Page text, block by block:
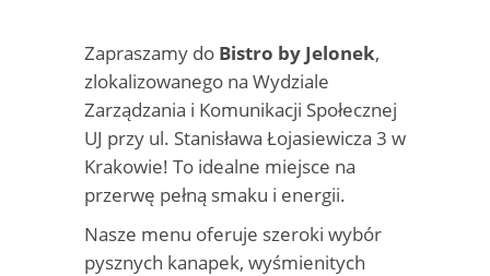
Zapraszamy do Bistro by Jelonek,
zlokalizowanego na Wydziale
Zarządzania i Komunikacji Społecznej
UJ przy ul. Stanisława Łojasiewicza 3 w
Krakowie! To idealne miejsce na
przerwę pełną smaku i energii.
Nasze menu oferuje szeroki wybór
pysznych kanapek, wyśmienitych